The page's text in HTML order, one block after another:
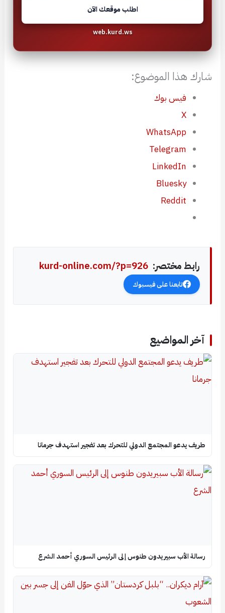
اطلب موقعك الآن
web.kurd.ws
شارك هذا الموضوع:
فيس بوك
X
WhatsApp
Telegram
LinkedIn
Bluesky
Reddit
رابط مختصر: kurd-online.com/?p=926
تابعنا على فيسبوك
آخر المواضيع
طريف يدعو المجتمع الدولي للتحرك بعد تفجير استهدف جرمانا
رسالة الأب سبيريدون طنوس إلى الرئيس السوري أحمد الشرع